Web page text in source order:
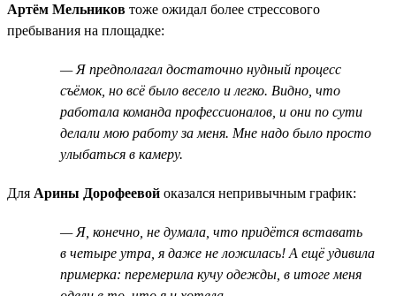
Артём Мельников тоже ожидал более стрессового
пребывания на площадке:
— Я предполагал достаточно нудный процесс
съёмок, но всё было весело и легко. Видно, что
работала команда профессионалов, и они по сути
делали мою работу за меня. Мне надо было просто
улыбаться в камеру.
Для Арины Дорофеевой оказался непривычным график:
— Я, конечно, не думала, что придётся вставать
в четыре утра, я даже не ложилась! А ещё удивила
примерка: перемерила кучу одежды, в итоге меня